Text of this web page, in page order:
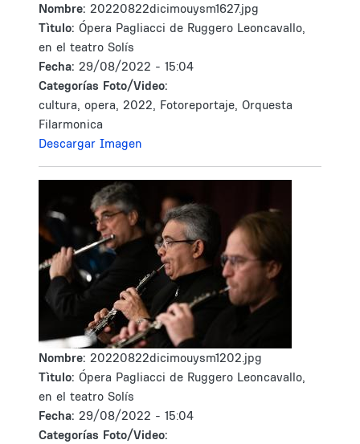
Nombre: 20220822dicimouysm1627.jpg
Tìtulo: Ópera Pagliacci de Ruggero Leoncavallo,
en el teatro Solís
Fecha: 29/08/2022 - 15:04
Categorías Foto/Video:
cultura, opera, 2022, Fotoreportaje, Orquesta
Filarmonica
Descargar Imagen
Nombre: 20220822dicimouysm1202.jpg
Tìtulo: Ópera Pagliacci de Ruggero Leoncavallo,
en el teatro Solís
Fecha: 29/08/2022 - 15:04
Categorías Foto/Video: